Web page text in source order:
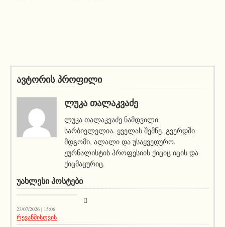
ავტორის პროფილი
ᲚᲣᲙᲐ ᲗᲐᲚᲐᲙᲕᲐᲫᲔ
ლუკა თალაკვაძე ნამდვილი
სარბიელელია. ყველას შემწე, გვერდში
მდგომი, ალალი და უსაყვედურო.
ჟურნალისტის პროფესიის ქიციც იცის და
ქიცმაცურიც.
ᲣᲐᲮᲚᲔᲡᲘ ᲞᲝᲡᲢᲔᲑᲘ
23/07/2026 | 15:06
რევანშისთვის
მთავარი ამბავი